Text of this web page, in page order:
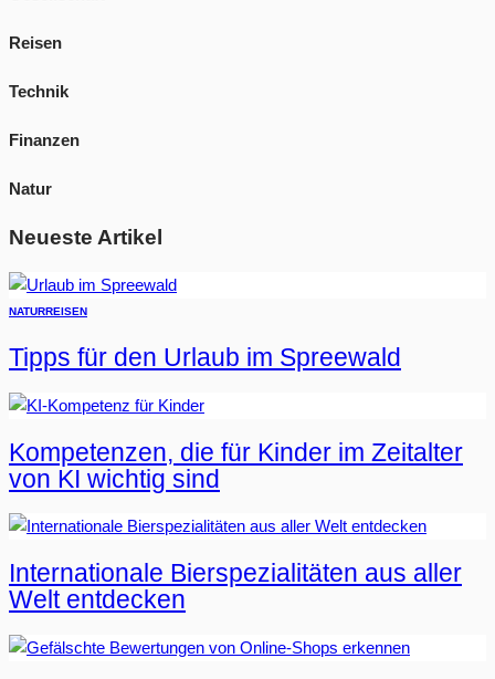
Reisen
Technik
Finanzen
Natur
Neueste Artikel
NATURREISEN
Tipps für den Urlaub im Spreewald
Kompetenzen, die für Kinder im Zeitalter
von KI wichtig sind
Internationale Bierspezialitäten aus aller
Welt entdecken